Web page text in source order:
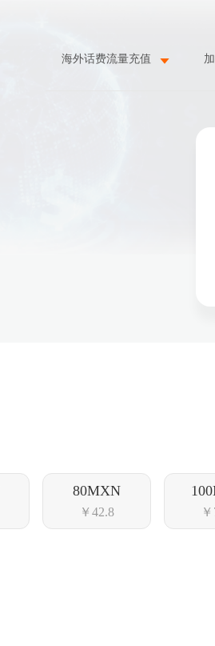
海外话费流量充值
80MXN
￥42.8